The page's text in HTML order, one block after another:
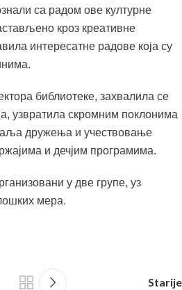
са радом ове културне
кроз креативне
интересатне радове која су
библиотеке, захвалила се
узвратила скромним поклонима
дружења и учествовање
и дечјим програмима.
у две групе, уз
мера.
Starije